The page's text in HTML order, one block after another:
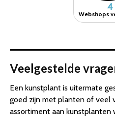
4
Webshops
Veelgestelde
Een kunstplant is uitermate
goed zijn met planten of veel
assortiment aan kunstplanten